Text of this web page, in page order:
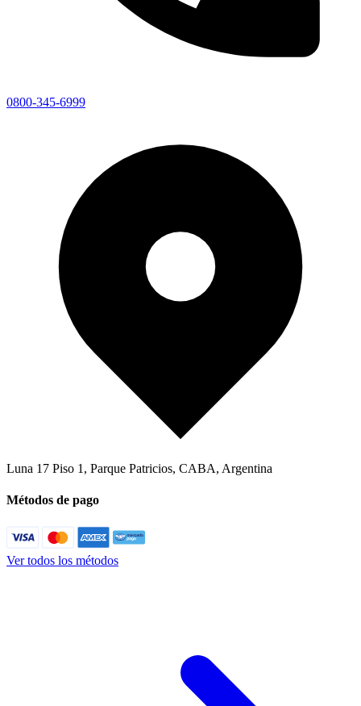
0800-345-6999
Luna 17 Piso 1 , Parque Patricios, CABA, Argentina
Métodos de pago
Ver todos los métodos